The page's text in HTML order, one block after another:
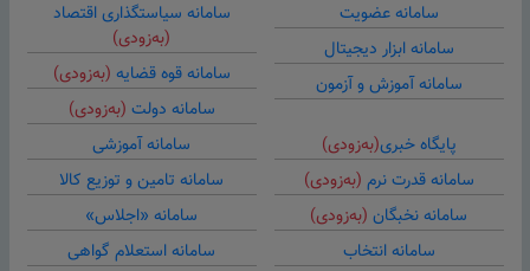
سامانه عضویت
سامانه ابزار دیجیتال
سامانه آموزش و آزمون
سامانه سیاستگذاری اقتصاد
(به‌زودی)
سامانه قوه قضایه (به‌زودی)
سامانه دولت (به‌زودی)
پایگاه خبری(به‌زودی)
سامانه قدرت نرم (به‌زودی)
سامانه نخبگان (به‌زودی)
سامانه انتخاب
سامانه آموزشی
سامانه تامین و توزیع کالا
سامانه «اجلاس»
سامانه استعلام گواهی